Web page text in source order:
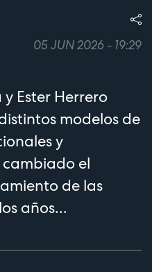
05 JUN 2026 - 19:29
Ester Herrero
modelos de
y
el
de las
años...